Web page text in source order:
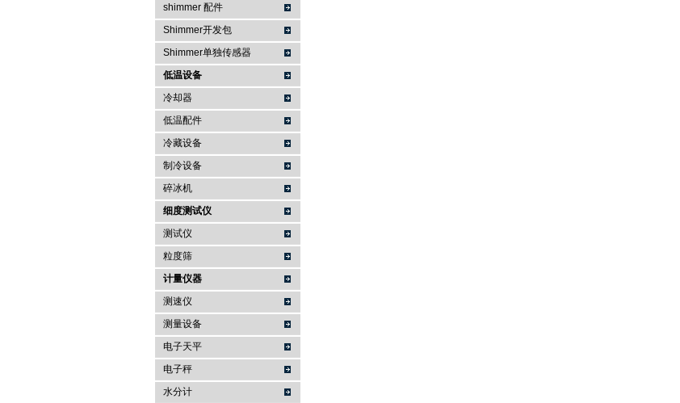
shimmer 配件
Shimmer开发包
Shimmer单独传感器
低温设备
冷却器
低温配件
冷藏设备
制冷设备
碎冰机
细度测试仪
测试仪
粒度筛
计量仪器
测速仪
测量设备
电子天平
电子秤
水分计